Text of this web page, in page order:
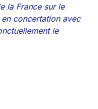
la France sur le
concertation avec
le